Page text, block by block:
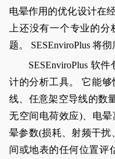
电晕作用的优化设计在
上还没有一个专业的
题。 SESEnviroPlus 将
SESEnviroPlus 软
计的分析工具。 它能
线、任意架空导线的数
无空间电荷效应)、电
晕参数(损耗、射频干扰
间或地表的任何位置评